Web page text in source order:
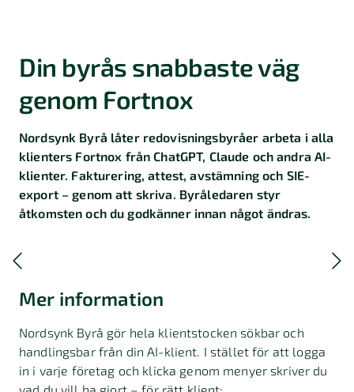
Din byrås snabbaste väg
genom Fortnox
Nordsynk Byrå låter redovisningsbyråer arbeta i alla
klienters Fortnox från ChatGPT, Claude och andra AI-
klienter. Fakturering, attest, avstämning och SIE-
export – genom att skriva. Byråledaren styr
åtkomsten och du godkänner innan något ändras.
Mer information
Nordsynk Byrå gör hela klientstocken sökbar och
handlingsbar från din AI-klient. I stället för att logga
in i varje företag och klicka genom menyer skriver du